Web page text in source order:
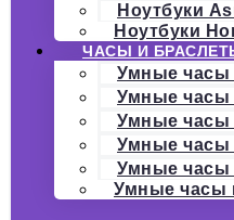
Ноутбуки
Ноутбуки
ЧАСЫ И
Умные часы
Умные часы
Умные часы
Умные часы
Умные часы
Умные часы